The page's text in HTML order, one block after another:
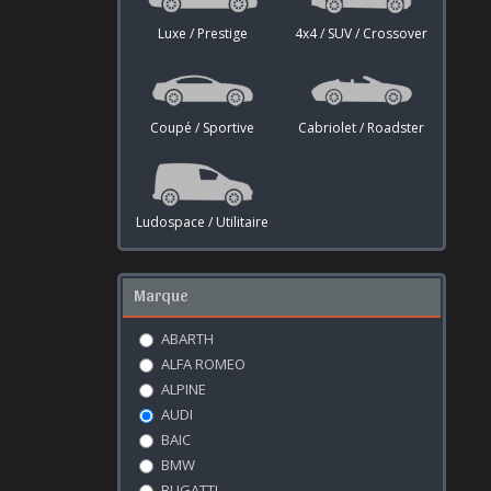
Luxe / Prestige 4x4 / SUV / Crossover
Coupé / Sportive Cabriolet / Roadster
Ludospace / Utilitaire
Marque
ABARTH
ALFA ROMEO
ALPINE
AUDI
BAIC
BMW